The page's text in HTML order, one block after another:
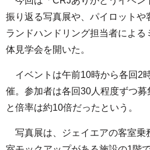
振り返る写真展や、パイロットや
ランドハンドリング担当者によ
体見学会を開いた。
イベントは午前10時から各回2
催。参加者は各回30人程度ずつ
と倍率は約10倍だったという。
写真展は、ジェイエアの客室乗